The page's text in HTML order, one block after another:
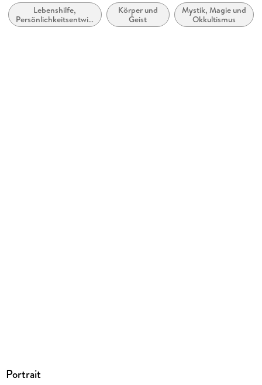
Gewicht
400 g
Lebenshilfe,
Persönlichkeitsentwicklung
und praktische Tipps
Körper und
Geist
Mystik, Magie und
Okkultismus
Portrait